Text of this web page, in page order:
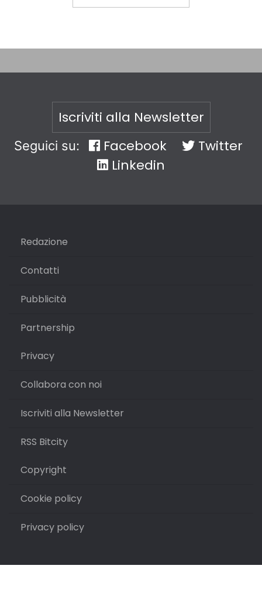
Iscriviti alla Newsletter
Seguici su: Facebook
Twitter
Linkedin
Redazione
Contatti
Pubblicità
Partnership
Privacy
Collabora con noi
Iscriviti alla Newsletter
RSS Bitcity
Copyright
Cookie policy
Privacy policy